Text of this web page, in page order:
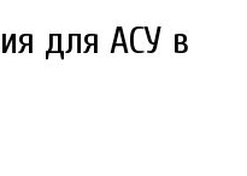
для АСУ в